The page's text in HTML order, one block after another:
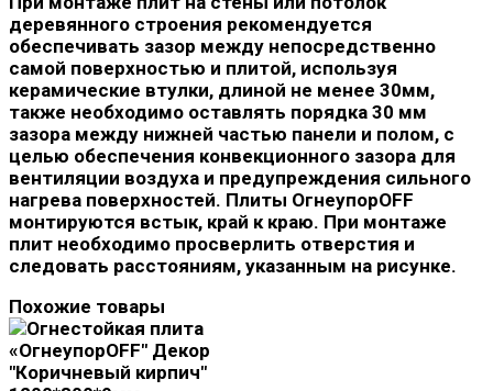
деревянного строения рекомендуется
обеспечивать зазор между непосредственно
самой поверхностью и плитой, используя
керамические втулки, длиной не менее 30мм,
также необходимо оставлять порядка 30 мм
зазора между нижней частью панели и полом, с
целью обеспечения конвекционного зазора для
вентиляции воздуха и предупреждения сильного
нагрева поверхностей. Плиты ОгнеупорOFF
монтируются встык, край к краю. При монтаже
плит необходимо просверлить отверстия и
следовать расстояниям, указанным на рисунке.
Похожие товары